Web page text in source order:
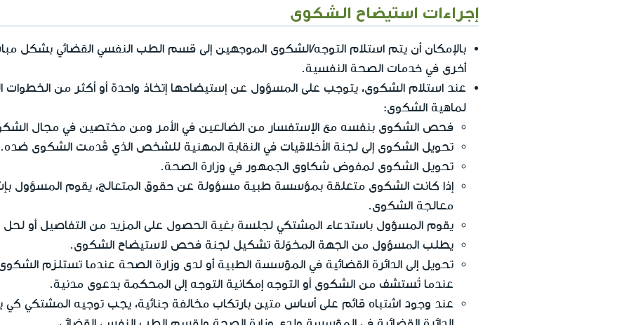
إجراءات استيضاح الشكوى
بالإمكان أن يتم استلام التوجه/الشكوى الموجهين إلى قسم الطب النفسي القضائي بشكل
أخرى في خدمات الصحة النفسية.
عند استلام الشكوى، يتوجب على المسؤول عن إستيضاحها إتخاذ واحدة أو أكثر من الخطوات
لماهية الشكوى:
فحص الشكوى بنفسه مع الإستفسار من الضالعين في الأمر ومن مختصين في مجال
تحويل الشكوى إلى لجنة الأخلاقيات في النقابة المهنية للشخص الذي قُدمت الشكوى ضده.
تحويل الشكوى لمفوض شكاوى الجمهور في وزارة الصحة.
إذا كانت الشكوى متعلقة بمؤسسة طبية مسؤولة عن حقوق المتعالج، يقوم المسؤول
معالجة الشكوى.
يقوم المسؤول باستدعاء المشتكي لجلسة بغية الحصول على المزيد من التفاصيل أو
يطلب المسؤول من الجهة المخوّلة تشكيل لجنة فحص لاستيضاح الشكوى.
تحويل إلى الدائرة القضائية في المؤسسة الطبية أو لدى وزارة الصحة عندما تستلزم
عندما تُستشف من الشكوى أو التوجه إمكانية التوجه إلى المحكمة بدعوى مدنية.
عند وجود اشتباه قائم على أساس متين بارتكاب مخالفة جنائية، يجب توجيه المشتكي